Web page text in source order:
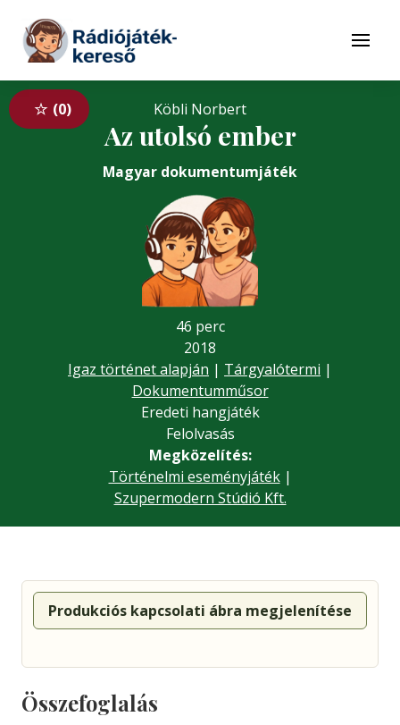
Tovább a tartalomhoz
Menü
0 Köbli Norbert
Az utolsó ember
Magyar dokumentumjáték
46 perc
2018
Igaz történet alapján | Tárgyalótermi |
Dokumentumműsor
Eredeti hangjáték
Felolvasás
Megközelítés:
Történelmi eseményjáték|
Szupermodern Stúdió Kft.
Produkciós kapcsolati ábra megjelenítése
Összefoglalás